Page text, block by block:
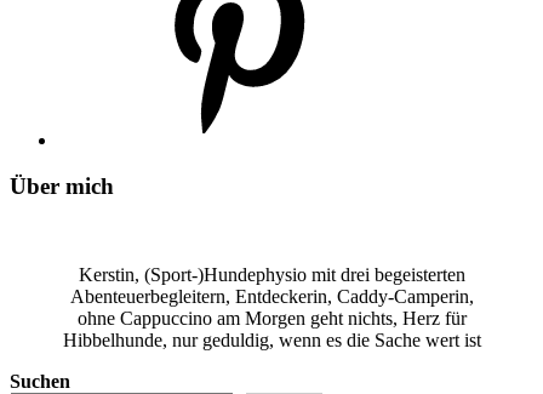
Über mich
Kerstin, (Sport-)Hundephysio mit drei begeisterten
Abenteuerbegleitern, Entdeckerin, Caddy-Camperin,
ohne Cappuccino am Morgen geht nichts, Herz für
Hibbelhunde, nur geduldig, wenn es die Sache wert ist
Suchen